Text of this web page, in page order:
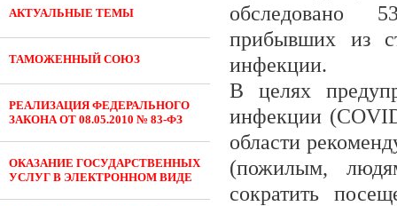
АКТУАЛЬНЫЕ ТЕМЫ
ТАМОЖЕННЫЙ СОЮЗ
РЕАЛИЗАЦИЯ ФЕДЕРАЛЬНОГО
ЗАКОНА ОТ 08.05.2010 № 83-ФЗ
ОКАЗАНИЕ ГОСУДАРСТВЕННЫХ
УСЛУГ В ЭЛЕКТРОННОМ ВИДЕ
обследовано
прибывших из
инфекции.
В целях
инфекции
области
(пожилым,
сократить